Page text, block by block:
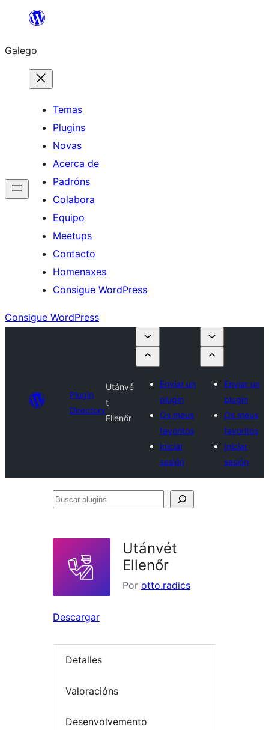
Saltar
contido
Galego
Temas
Plugins
Novas
Acerca de
Padróns
Colabora
Equipo
Meetups
Contacto
Homenaxes
Consigue WordPress
Consigue WordPress
Plugin
Directory
Utánvé
t
Ellenőr
Enviar un
plugin
Os meus
favoritos
Iniciar
sesión
Enviar un
plugin
Os meus
favoritos
Iniciar
sesión
Buscar
Utánvét
Ellenőr
Por otto.radics
Descargar
Detalles
Valoracións
Desenvolvemento